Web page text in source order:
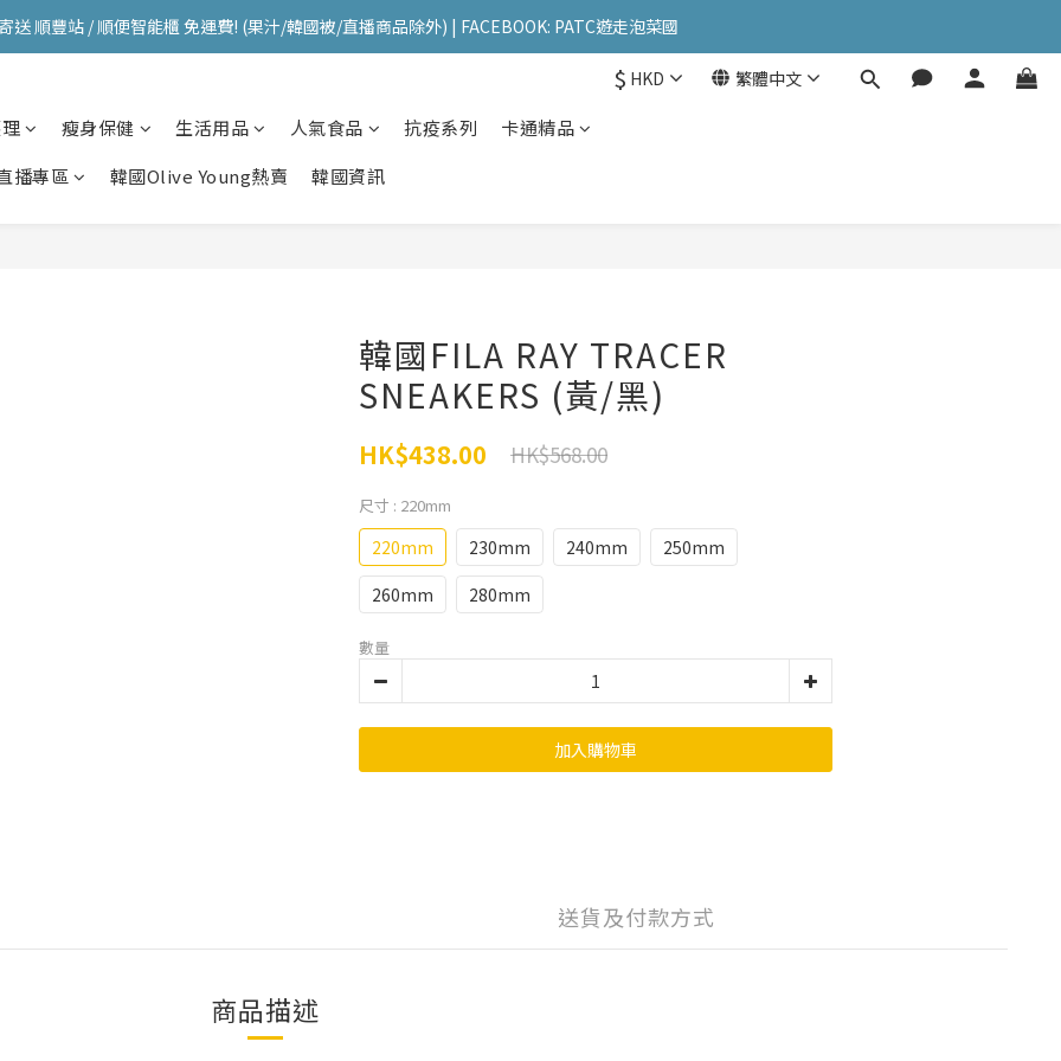
送 順豐站 / 順便智能櫃 免運費! (果汁/韓國被/直播商品除外) | FACEBOOK: PATC遊走泡菜國
送 順豐站 / 順便智能櫃 免運費! (果汁/韓國被/直播商品除外) | FACEBOOK: PATC遊走泡菜國
送 順豐站 / 順便智能櫃 免運費! (果汁/韓國被/直播商品除外) | FACEBOOK: PATC遊走泡菜國
$ HKD 繁體中文
瘦身保健 生活用品 人氣食品 抗疫系列
卡通精品
播專區
韓國Olive Young熱賣 韓國資訊
韓國FILA RAY TRACER
SNEAKERS (黃/黑)
HK$438.00 HK$568.00
尺寸 : 220mm
220mm 230mm 240mm
250mm
260mm
280mm
數量
加入購物車
送貨及付款方式
商品描述